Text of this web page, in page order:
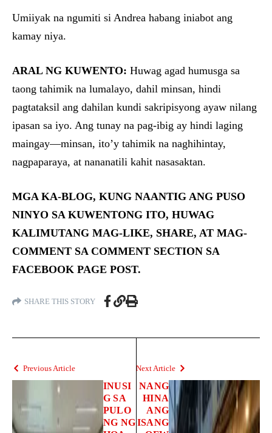
Umiiyak na ngumiti si Andrea habang iniabot ang
kamay niya.
ARAL NG KUWENTO: Huwag agad humusga sa
taong tahimik na lumalayo, dahil minsan, hindi
pagtataksil ang dahilan kundi sakripisyong ayaw nilang
ipasan sa iyo. Ang tunay na pag-ibig ay hindi laging
maingay—minsan, ito’y tahimik na naghihintay,
nagpaparaya, at nananatili kahit nasasaktan.
MGA KA-BLOG, KUNG NAANTIG ANG PUSO
NINYO SA KUWENTONG ITO, HUWAG
KALIMUTANG MAG-LIKE, SHARE, AT MAG-
COMMENT SA COMMENT SECTION SA
FACEBOOK PAGE POST.
SHARE THIS STORY
Previous Article
INUSI
G SA
PULO
NG NG
Next Article
NANG
HINA
ANG
ISANG